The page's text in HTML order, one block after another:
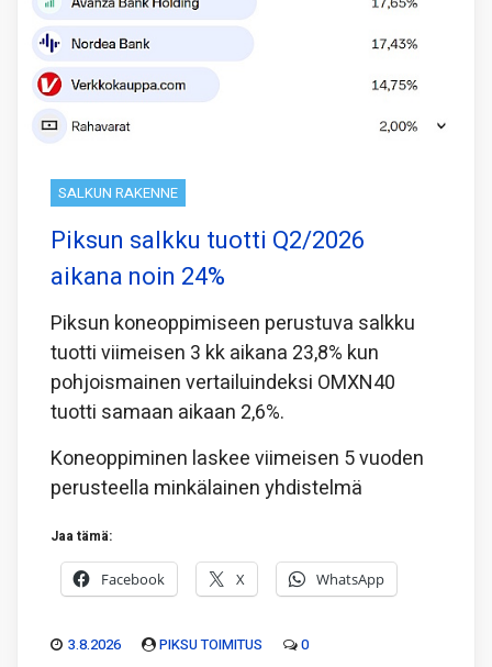
SALKUN RAKENNE
Piksun salkku tuotti Q2/2026
aikana noin 24%
Piksun koneoppimiseen perustuva salkku
tuotti viimeisen 3 kk aikana 23,8% kun
pohjoismainen vertailuindeksi OMXN40
tuotti samaan aikaan 2,6%.
Koneoppiminen laskee viimeisen 5 vuoden
perusteella minkälainen yhdistelmä
Jaa tämä:
Facebook X WhatsApp
3.8.2026 PIKSU TOIMITUS 0